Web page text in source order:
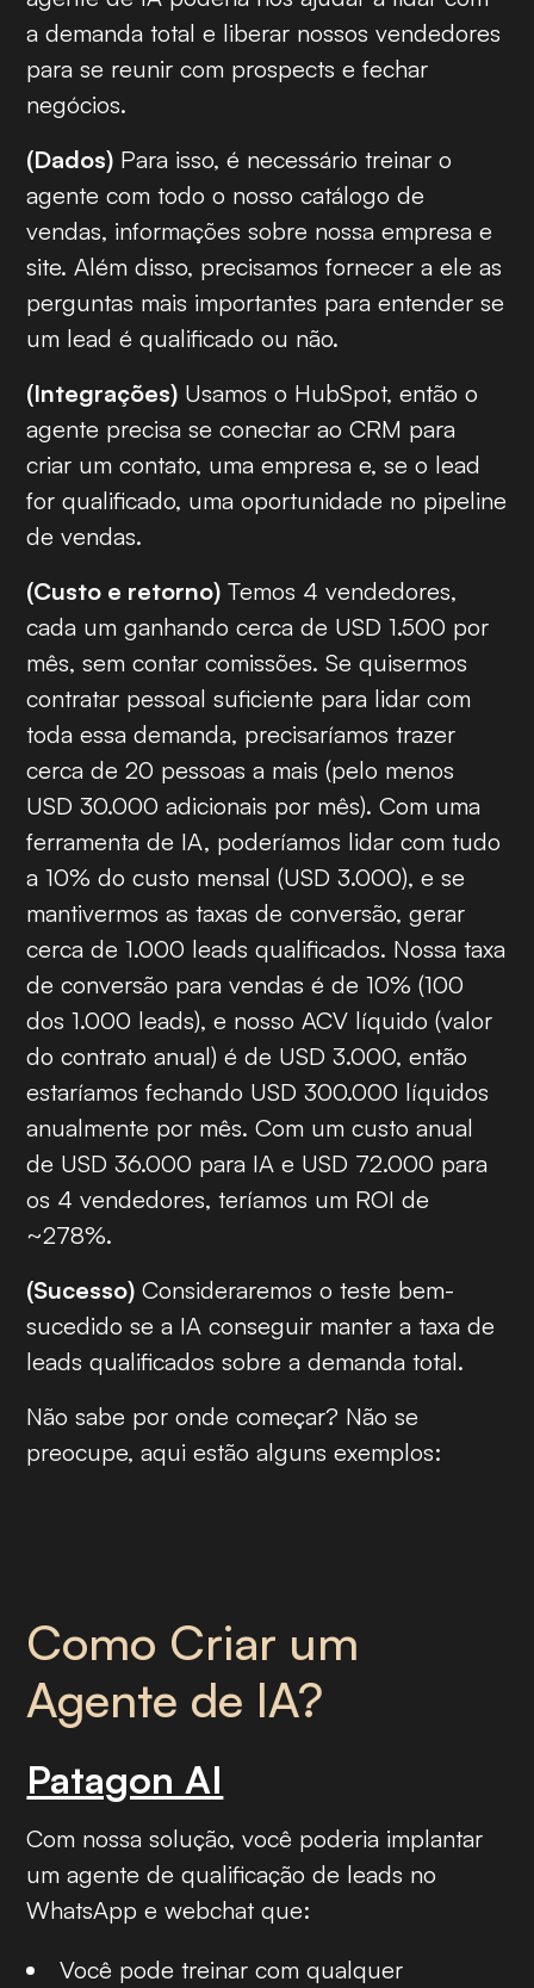
a demanda total e liberar nossos vendedores
para se reunir com prospects e fechar
negócios.
(Dados) Para isso, é necessário treinar o
agente com todo o nosso catálogo de
vendas, informações sobre nossa empresa e
site. Além disso, precisamos fornecer a ele as
perguntas mais importantes para entender se
um lead é qualificado ou não.
(Integrações) Usamos o HubSpot, então o
agente precisa se conectar ao CRM para
criar um contato, uma empresa e, se o lead
for qualificado, uma oportunidade no pipeline
de vendas.
(Custo e retorno) Temos 4 vendedores,
cada um ganhando cerca de USD 1.500 por
mês, sem contar comissões. Se quisermos
contratar pessoal suficiente para lidar com
toda essa demanda, precisaríamos trazer
cerca de 20 pessoas a mais (pelo menos
USD 30.000 adicionais por mês). Com uma
ferramenta de IA, poderíamos lidar com tudo
a 10% do custo mensal (USD 3.000), e se
mantivermos as taxas de conversão, gerar
cerca de 1.000 leads qualificados. Nossa taxa
de conversão para vendas é de 10% (100
dos 1.000 leads), e nosso ACV líquido (valor
do contrato anual) é de USD 3.000, então
estaríamos fechando USD 300.000 líquidos
anualmente por mês. Com um custo anual
de USD 36.000 para IA e USD 72.000 para
os 4 vendedores, teríamos um ROI de
~278%.
(Sucesso) Consideraremos o teste bem-
sucedido se a IA conseguir manter a taxa de
leads qualificados sobre a demanda total.
Não sabe por onde começar? Não se
preocupe, aqui estão alguns exemplos:
Como Criar um
Agente de IA?
Patagon AI
Com nossa solução, você poderia implantar
um agente de qualificação de leads no
WhatsApp e webchat que:
Você pode treinar com qualquer